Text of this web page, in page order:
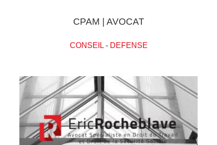
CPAM | AVOCAT
CONSEIL- DEFENSE